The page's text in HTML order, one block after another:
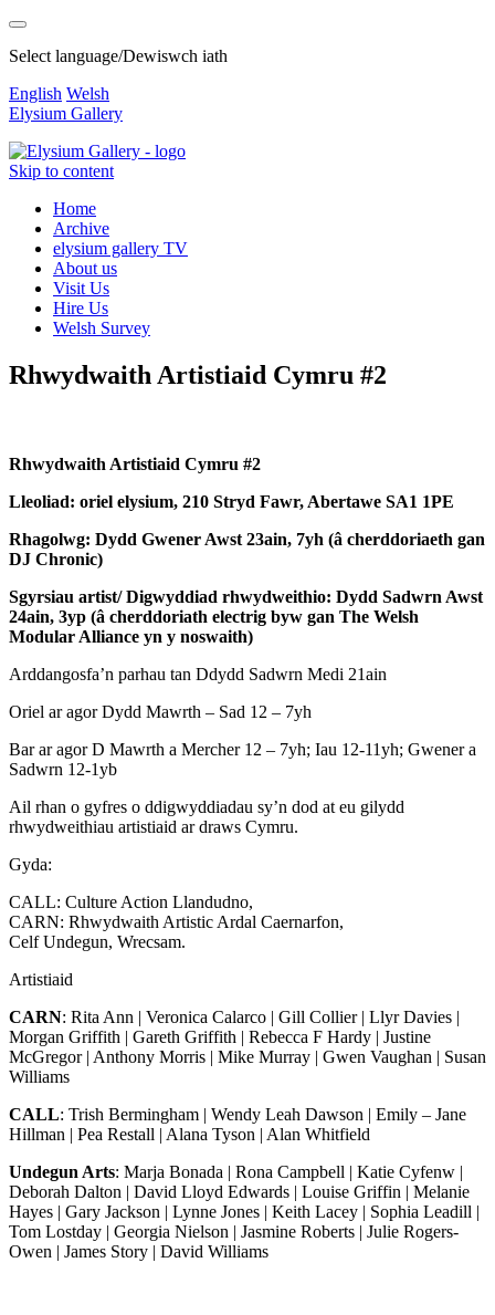
Select language/Dewiswch iath
English Welsh
Elysium Gallery
Skip to content
Home
Archive
elysium gallery TV
About us
Visit Us
Hire Us
Welsh Survey
Rhwydwaith Artistiaid Cymru #2
Rhwydwaith Artistiaid Cymru #2
Lleoliad: oriel elysium, 210 Stryd Fawr, Abertawe SA1 1PE
Rhagolwg: Dydd Gwener Awst 23ain, 7yh (â cherddoriaeth gan
DJ Chronic)
Sgyrsiau artist/ Digwyddiad rhwydweithio: Dydd Sadwrn Awst
24ain, 3yp (â cherddoriath electrig byw gan The Welsh
Modular Alliance yn y noswaith)
Arddangosfa’n parhau tan Ddydd Sadwrn Medi 21ain
Oriel ar agor Dydd Mawrth – Sad 12 – 7yh
Bar ar agor D Mawrth a Mercher 12 – 7yh; Iau 12-11yh; Gwener a
Sadwrn 12-1yb
Ail rhan o gyfres o ddigwyddiadau sy’n dod at eu gilydd
rhwydweithiau artistiaid ar draws Cymru.
Gyda:
CALL: Culture Action Llandudno,
CARN: Rhwydwaith Artistic Ardal Caernarfon,
Celf Undegun, Wrecsam.
Artistiaid
CARN: Rita Ann | Veronica Calarco | Gill Collier | Llyr Davies |
Morgan Griffith | Gareth Griffith | Rebecca F Hardy | Justine
McGregor | Anthony Morris | Mike Murray | Gwen Vaughan | Susan
Williams
CALL: Trish Bermingham | Wendy Leah Dawson | Emily – Jane
Hillman | Pea Restall | Alana Tyson | Alan Whitfield
Undegun Arts: Marja Bonada | Rona Campbell | Katie Cyfenw |
Deborah Dalton | David Lloyd Edwards | Louise Griffin | Melanie
Hayes | Gary Jackson | Lynne Jones | Keith Lacey | Sophia Leadill |
Tom Lostday | Georgia Nielson | Jasmine Roberts | Julie Rogers-
Owen | James Story | David Williams